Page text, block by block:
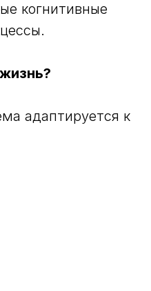
когнитивные
адаптируется к